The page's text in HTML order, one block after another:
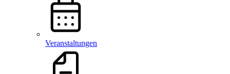
Veranstaltungen